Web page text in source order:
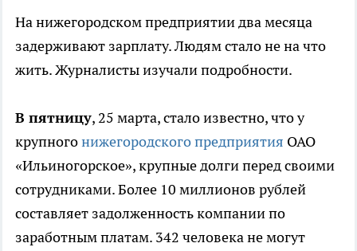
На нижегородском предприятии два месяца
задерживают зарплату. Людям стало не на что
жить. Журналисты изучали подробности.
В пятницу, 25 марта, стало известно, что у
крупногонижегородского предприятия ОАО
«Ильиногорское», крупные долги перед своими
сотрудниками. Более 10 миллионов рублей
составляет задолженность компании по
заработным платам. 342 человека не могут